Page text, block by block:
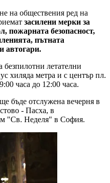
на обществения ред на
засилени мерки за
пожарната безопасност,
пътната
автогари.
безпилотни летателни
хиляда метра и с център пл.
часа до 12:00 часа.
бъде отслужена вечерня в
- Пасха, в
"Св. Неделя" в София.